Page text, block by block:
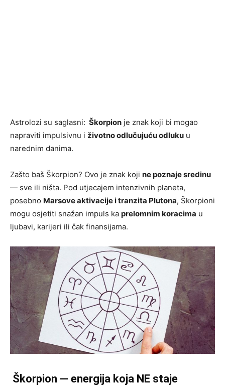
Astrolozi su saglasni: Škorpion je znak koji bi mogao
napraviti impulsivnu i životno odlučujuću odluku u
narednim danima.
Zašto baš Škorpion? Ovo je znak koji ne poznaje sredinu
— sve ili ništa. Pod utjecajem intenzivnih planeta,
posebno Marsove aktivacije i tranzita Plutona, Škorpioni
mogu osjetiti snažan impuls ka prelomnim koracima u
ljubavi, karijeri ili čak finansijama.
Škorpion — energija koja NE staje